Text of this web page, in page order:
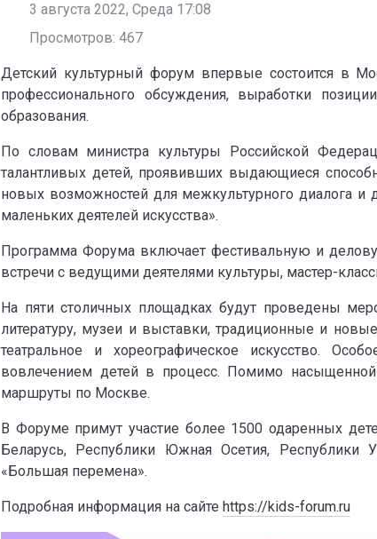
3 августа 2022, Среда 17:08
Просмотров: 467
Детский культурный форум впервые состоится в
профессионального обсуждения, выработки
образования.
По словам министра культуры Российской
талантливых детей, проявивших выдающиеся
новых возможностей для межкультурного диалога
маленьких деятелей искусства».
Программа Форума включает фестивальную и
встречи с ведущими деятелями культуры, мастер-
На пяти столичных площадках будут проведены
литературу, музеи и выставки, традиционные и
театральное и хореографическое искусство.
вовлечением детей в процесс. Помимо
маршруты по Москве.
В Форуме примут участие более 1500 одаренных
Беларусь, Республики Южная Осетия, Республики
«Большая перемена».
Подробная информация на сайте https://kids-forum.ru